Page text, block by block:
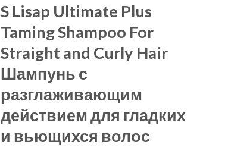
S Lisap Ultimate Plus
Taming Shampoo For
Straight and Curly Hair
Шампунь с
разглаживающим
действием для гладких
и вьющихся волос